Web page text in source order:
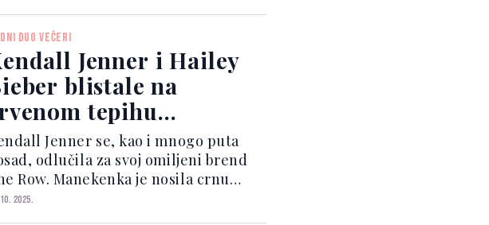
frustracije osjećala zato što je
uživala u v...
DUO VEČERI
Jenner i Hailey
blistale na
tepihu
muzejske
Jenner se, kao i mnogo puta
odlučila za svoj omiljeni brend
Row. Manekenka je nosila crnu
na tanke bretelice koja se
2025.